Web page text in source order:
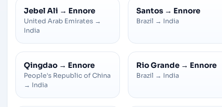
Jebel Ali → Ennore
United Arab Emirates →
India
Santos → Ennore
Brazil → India
Qingdao → Ennore
People's Republic of China
→ India
Rio Grande → Ennore
Brazil → India